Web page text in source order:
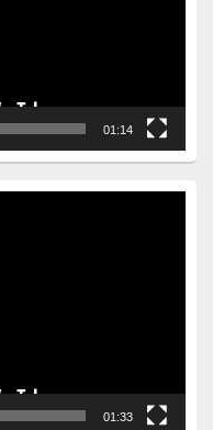
01:14
01:33